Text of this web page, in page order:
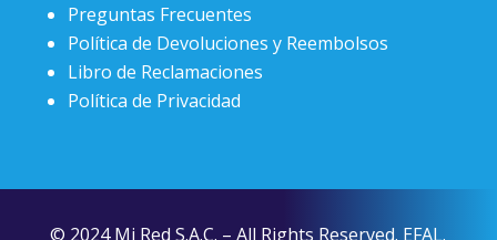
Preguntas Frecuentes
Política de Devoluciones y Reembolsos
Libro de Reclamaciones
Política de Privacidad
© 2024 Mi Red S.A.C. – All Rights Reserved. EFAL.